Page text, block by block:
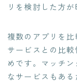
リを検討した方
複数のアプリを
サービスとの比
めです。マッチ
なサービスもあ